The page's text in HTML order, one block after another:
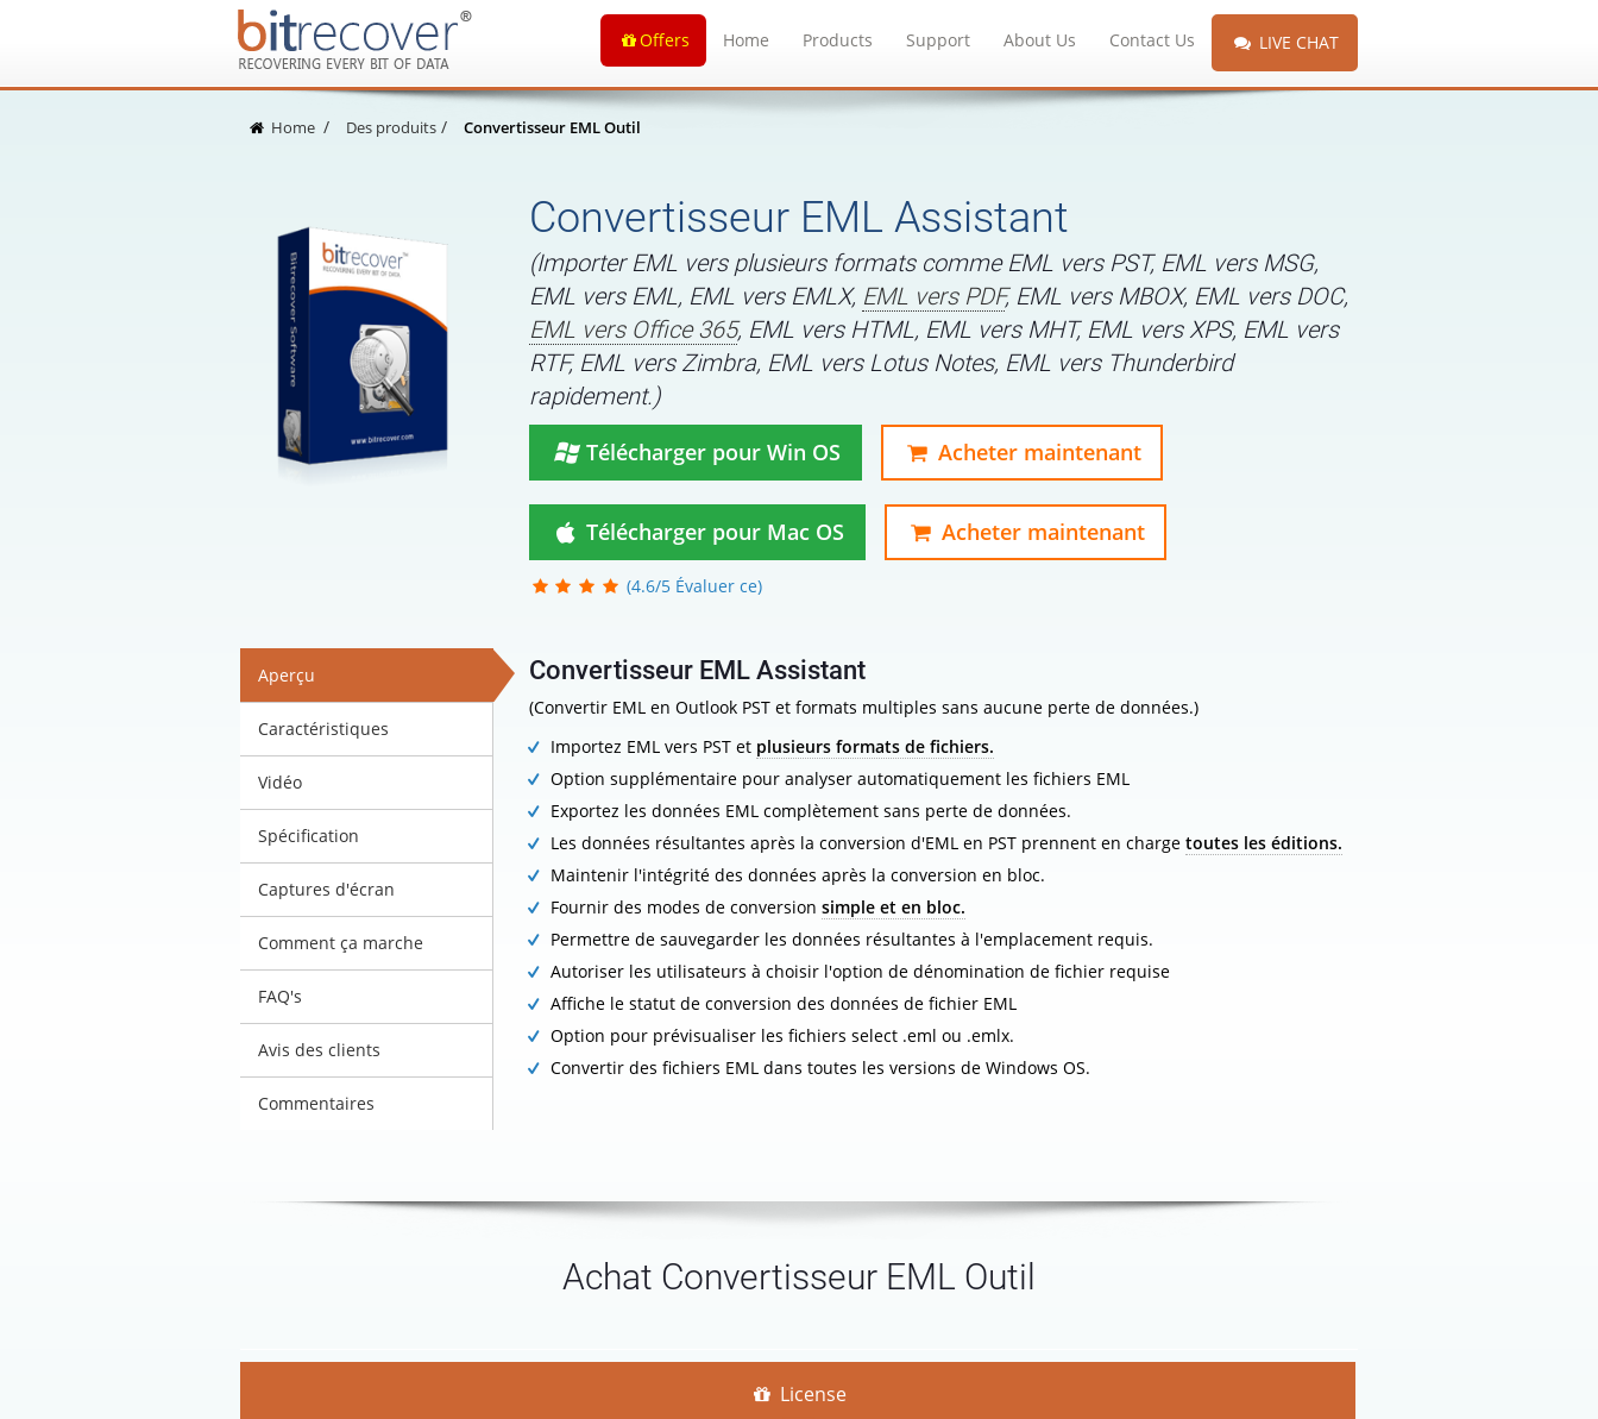
Offers Home Products Support About Us Contact Us LIVE CHAT
Home Des produits Convertisseur EML Outil
Convertisseur EML Assistant
(Importer EML vers plusieurs formats comme EML vers PST, EML vers MSG,
EML vers EML, EML vers EMLX, EML vers PDF, EML vers MBOX, EML vers DOC,
EML vers Office 365, EML vers HTML, EML vers MHT, EML vers XPS, EML vers
RTF, EML vers Zimbra, EML vers Lotus Notes, EML vers Thunderbird
rapidement.)
Télécharger pour Win OS
Acheter maintenant
Télécharger pour Mac OS Acheter maintenant
(4.6/5 Évaluer ce)
Aperçu
Caractéristiques
Vidéo
Spécification
Captures d'écran
Comment ça marche
FAQ's
Avis des clients
Commentaires
Convertisseur EML Assistant
(Convertir EML en Outlook PST et formats multiples sans aucune perte de données.)
Importez EML vers PST et plusieurs formats de fichiers.
Option supplémentaire pour analyser automatiquement les fichiers EML
Exportez les données EML complètement sans perte de données.
Les données résultantes après la conversion d'EML en PST prennent en charge toutes les éditions.
Maintenir l'intégrité des données après la conversion en bloc.
Fournir des modes de conversion simple et en bloc.
Permettre de sauvegarder les données résultantes à l'emplacement requis.
Autoriser les utilisateurs à choisir l'option de dénomination de fichier requise
Affiche le statut de conversion des données de fichier EML
Option pour prévisualiser les fichiers select .eml ou .emlx.
Convertir des fichiers EML dans toutes les versions de Windows OS.
Achat Convertisseur EML Outil
License